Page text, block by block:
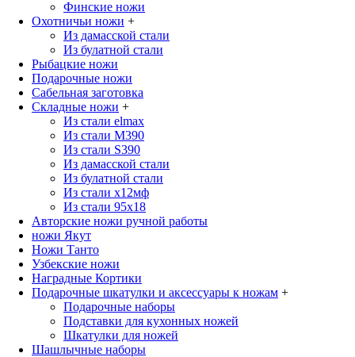
Финские ножи
Охотничьи ножи +
Из дамасской стали
Из булатной стали
Рыбацкие ножи
Подарочные ножи
Сабельная заготовка
Складные ножи +
Из стали elmax
Из стали М390
Из стали S390
Из дамасской стали
Из булатной стали
Из стали х12мф
Из стали 95х18
Авторские ножи ручной работы
ножи Якут
Ножи Танто
Узбекские ножи
Наградные Кортики
Подарочные шкатулки и аксессуары к ножам +
Подарочные наборы
Подставки для кухонных ножей
Шкатулки для ножей
Шашлычные наборы